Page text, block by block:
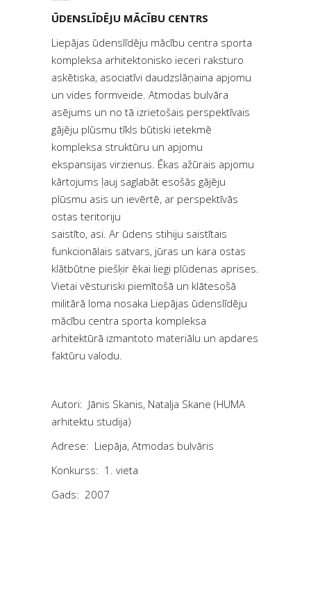
ŪDENSLĪDĒJU MĀCĪBU CENTRS
Liepājas ūdenslīdēju mācību centra sporta
kompleksa arhitektonisko ieceri raksturo
askētiska, asociatīvi daudzslāņaina apjomu
un vides formveide. Atmodas bulvāra
asējums un no tā izrietošais perspektīvais
gājēju plūsmu tīkls būtiski ietekmē
kompleksa struktūru un apjomu
ekspansijas virzienus. Ēkas ažūrais apjomu
kārtojums ļauj saglabāt esošās gājēju
plūsmu asis un ievērtē, ar perspektīvās
ostas teritoriju
saistīto, asi. Ar ūdens stihiju saistītais
funkcionālais satvars, jūras un kara ostas
klātbūtne piešķir ēkai liegi plūdenas aprises.
Vietai vēsturiski piemītošā un klātesošā
militārā loma nosaka Liepājas ūdenslīdēju
mācību centra sporta kompleksa
arhitektūrā izmantoto materiālu un apdares
faktūru valodu.
Autori: Jānis Skanis, Natalja Skane (HUMA
arhitektu studija)
Adrese: Liepāja, Atmodas bulvāris
Konkurss: 1. vieta
Gads: 2007